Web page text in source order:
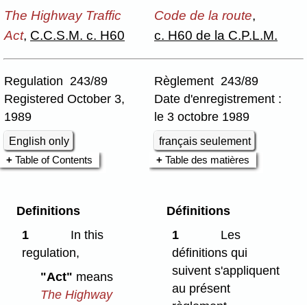
The Highway Traffic
Act, C.C.S.M. c. H60
Code de la route,
c. H60 de la C.P.L.M.
Regulation 243/89
Registered October 3,
1989
English only
Règlement 243/89
Date d'enregistrement :
le 3 octobre 1989
français seulement
Table of Contents
Table des matières
Definitions
1
In this
regulation,
"Act" means
The Highway
Définitions
1
Les
définitions qui
suivent s'appliquent
au présent